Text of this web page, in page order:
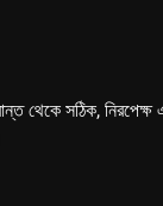
থেকে সঠিক,